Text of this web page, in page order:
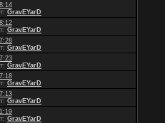
GravEYarD
GravEYarD
GravEYarD
GravEYarD
GravEYarD
GravEYarD
GravEYarD